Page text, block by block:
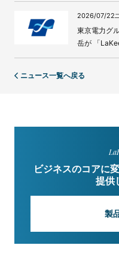
2026/07/22
東京電力グ
岳が 「
ニュース一覧へ戻る
ビジネスのコアに
提供
製